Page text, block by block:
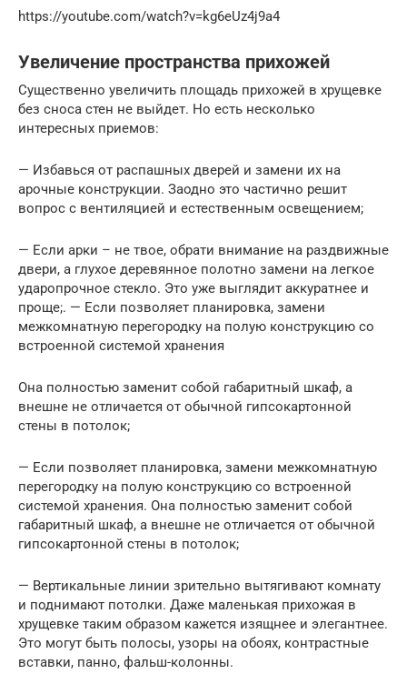
https://youtube.com/watch?v=kg6eUz4j9a4
Увеличение пространства прихожей
Существенно увеличить площадь прихожей в хрущевке
без сноса стен не выйдет. Но есть несколько
интересных приемов:
— Избавься от распашных дверей и замени их на
арочные конструкции. Заодно это частично решит
вопрос с вентиляцией и естественным освещением;
— Если арки – не твое, обрати внимание на раздвижные
двери, а глухое деревянное полотно замени на легкое
ударопрочное стекло. Это уже выглядит аккуратнее и
проще;. — Если позволяет планировка, замени
межкомнатную перегородку на полую конструкцию со
встроенной системой хранения
Она полностью заменит собой габаритный шкаф, а
внешне не отличается от обычной гипсокартонной
стены в потолок;
— Если позволяет планировка, замени межкомнатную
перегородку на полую конструкцию со встроенной
системой хранения. Она полностью заменит собой
габаритный шкаф, а внешне не отличается от обычной
гипсокартонной стены в потолок;
— Вертикальные линии зрительно вытягивают комнату
и поднимают потолки. Даже маленькая прихожая в
хрущевке таким образом кажется изящнее и элегантнее.
Это могут быть полосы, узоры на обоях, контрастные
вставки, панно, фальш-колонны.